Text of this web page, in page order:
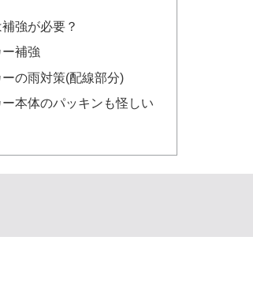
強が必要？
補強
の雨対策(配線部分)
本体のパッキンも怪しい